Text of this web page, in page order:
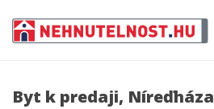
Byt k predaji, Níreďháza